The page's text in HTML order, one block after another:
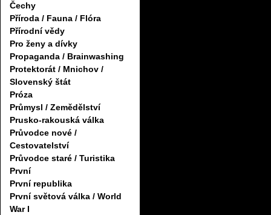
Čechy
Příroda / Fauna / Flóra
Přírodní vědy
Pro ženy a dívky
Propaganda / Brainwashing
Protektorát / Mnichov /
Slovenský štát
Próza
Průmysl / Zemědělství
Prusko-rakouská válka
Průvodce nové /
Cestovatelství
Průvodce staré / Turistika
První
První republika
První světová válka / World
War I